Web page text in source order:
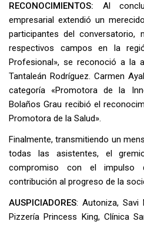
RECONOCIMIENTOS: Al
empresarial extendió un
participantes del conversatorio,
respectivos campos en la
Profesional», se reconoció a la
Tantaleán Rodríguez. Carmen
categoría «Promotora de la
Bolaños Grau recibió el
Promotora de la Salud».
Finalmente, transmitiendo un
todas las asistentes, el
compromiso con el
contribución al progreso de la
AUSPICIADORES: Autoniza, Savi
Pizzería Princess King, Clínica